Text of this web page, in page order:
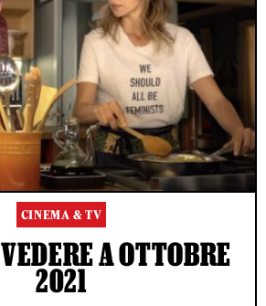
CINEMA & TV
A OTTOBRE
2021